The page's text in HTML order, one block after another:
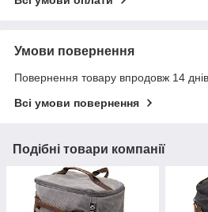
Умови повернення
Повернення товару впродовж 14
Всі умови повернення
Подібні товари компанії